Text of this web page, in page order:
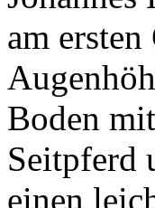
am
Boden
Seitpferd
einen